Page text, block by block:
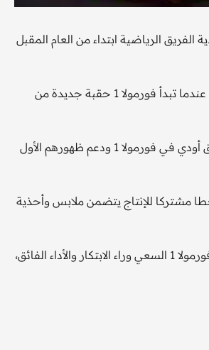
الرياضية ابتداء من العام المقبل
وسيتحول فريق ساوبر، الذي يتخذ من سويسرا مقرا له، إلى فريق مصنع أودي في 2026 عندما تبدأ فورمولا 1 حقبة جديدة من
بيورن جولدن الرئيس التنفيذي لشركة أديداس، قال "نحن فخورون جدا بشراكتنا مع فريق أودي في فورمولا 1 ودعم ظهورهم الأول
مشتركا للإنتاج يتضمن ملابس وأحذية
وقال جيرنوت دولنر رئيس أودي المملوكة لفولكس فاجن في بيان "تتجاوز شراكتنا في فورمولا 1 السعي وراء الابتكار والأداء الفائق،